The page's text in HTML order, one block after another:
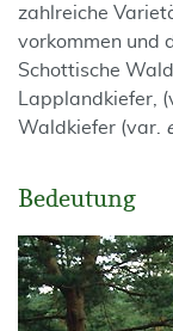
zahlreiche
vorkommen und
Schottische
Lapplandkiefer,
Waldkiefer (var.
Bedeutung